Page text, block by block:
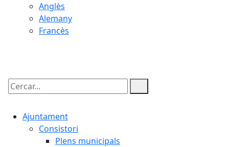
Anglès
Alemany
Francès
Cercar:
Ajuntament
Consistori
Plens municipals